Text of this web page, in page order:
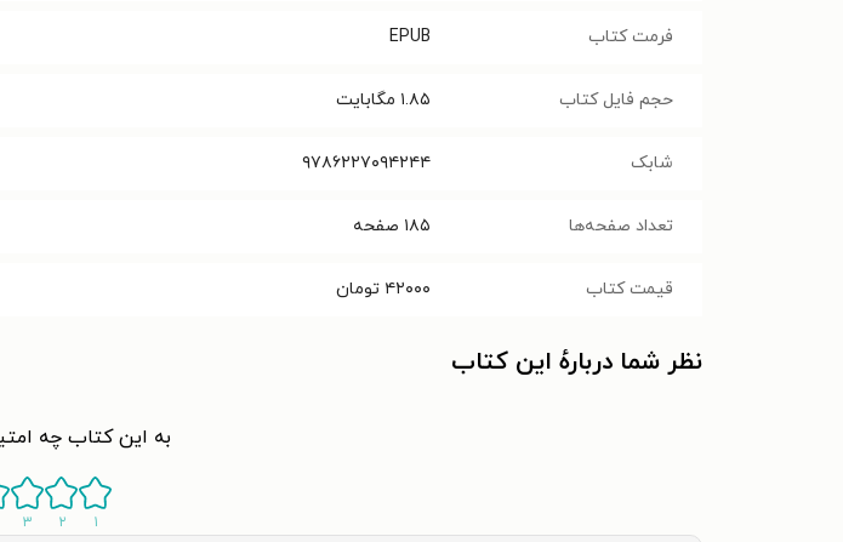
فرمت کتاب EPUB
حجم فایل کتاب ۱.۸۵ مگابایت
شابک ۹۷۸۶۲۲۷۰۹۴۲۴۴
تعداد صفحه‌ها ۱۸۵ صفحه
قیمت کتاب ۴۲۰۰۰ تومان
نظر شما دربارهٔ این کتاب
به این کتاب چه
۱ ۲ ۳